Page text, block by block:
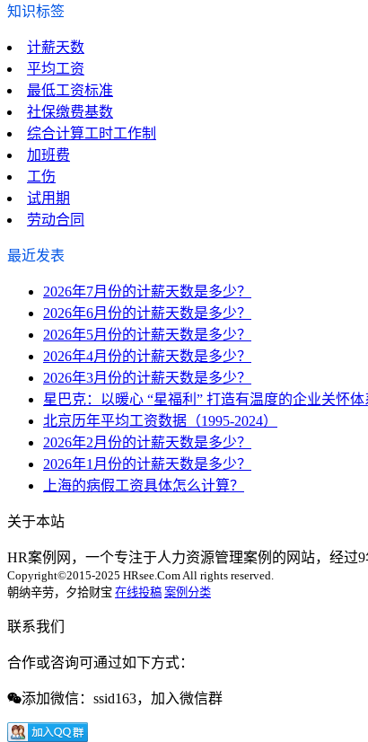
知识标签
计薪天数
平均工资
最低工资标准
社保缴费基数
综合计算工时工作制
加班费
工伤
试用期
劳动合同
最近发表
2026年7月份的计薪天数是多少？
2026年6月份的计薪天数是多少？
2026年5月份的计薪天数是多少？
2026年4月份的计薪天数是多少？
2026年3月份的计薪天数是多少？
星巴克：以暖心 “星福利” 打造有温度的企业关怀体
北京历年平均工资数据（1995-2024）
2026年2月份的计薪天数是多少？
2026年1月份的计薪天数是多少？
上海的病假工资具体怎么计算？
关于本站
HR案例网，一个专注于人力资源管理案例的网站，经过
Copyright©2015-2025 HRsee.Com All rights reserved.
朝纳辛劳，夕拾财宝 在线投稿 案例分类
联系我们
合作或咨询可通过如下方式：
添加微信：ssid163，加入微信群